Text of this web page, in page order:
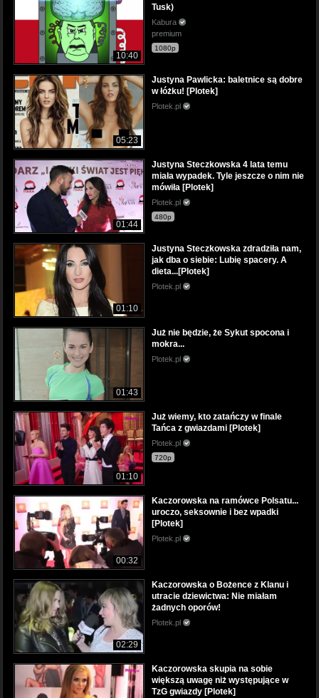
10:40
Tusk)
Kabura
premium
1080p
05:23
Justyna Pawlicka: baletnice są dobre
w łóżku! [Plotek]
Plotek.pl
01:44
Justyna Steczkowska 4 lata temu
miała wypadek. Tyle jeszcze o nim nie
mówiła [Plotek]
Plotek.pl
480p
01:10
Justyna Steczkowska zdradziła nam,
jak dba o siebie: Lubię spacery. A
dieta...[Plotek]
Plotek.pl
01:43
Już nie będzie, że Sykut spocona i
mokra...
Plotek.pl
01:10
Już wiemy, kto zatańczy w finale
Tańca z gwiazdami [Plotek]
Plotek.pl
720p
00:32
Kaczorowska na ramówce Polsatu...
uroczo, seksownie i bez wpadki
[Plotek]
Plotek.pl
02:29
Kaczorowska o Bożence z Klanu i
utracie dziewictwa: Nie miałam
żadnych oporów!
Plotek.pl
Kaczorowska skupia na sobie
większą uwagę niż występujące w
TzG gwiazdy [Plotek]